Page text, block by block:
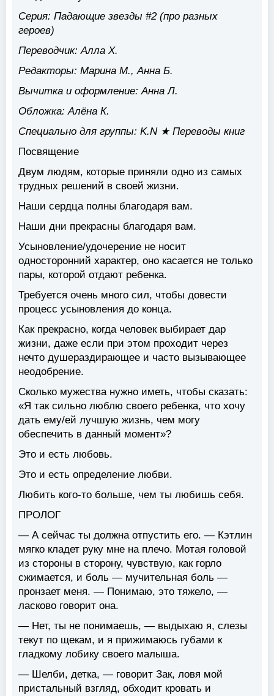
Серия: Падающие звезды #2 (про разных
героев)
Переводчик: Алла Х.
Редакторы: Марина М., Анна Б.
Вычитка и оформление: Анна Л.
Обложка: Алёна К.
Специально для группы: K.N ★ Переводы книг
Посвящение
Двум людям, которые приняли одно из самых
трудных решений в своей жизни.
Наши сердца полны благодаря вам.
Наши дни прекрасны благодаря вам.
Усыновление/удочерение не носит
односторонний характер, оно касается не только
пары, которой отдают ребенка.
Требуется очень много сил, чтобы довести
процесс усыновления до конца.
Как прекрасно, когда человек выбирает дар
жизни, даже если при этом проходит через
нечто душераздирающее и часто вызывающее
неодобрение.
Сколько мужества нужно иметь, чтобы сказать:
«Я так сильно люблю своего ребенка, что хочу
дать ему/ей лучшую жизнь, чем могу
обеспечить в данный момент»?
Это и есть любовь.
Это и есть определение любви.
Любить кого-то больше, чем ты любишь себя.
ПРОЛОГ
— А сейчас ты должна отпустить его. — Кэтлин
мягко кладет руку мне на плечо. Мотая головой
из стороны в сторону, чувствую, как горло
сжимается, и боль — мучительная боль —
пронзает меня. — Понимаю, это тяжело, —
ласково говорит она.
— Нет, ты не понимаешь, — выдыхаю я, слезы
текут по щекам, и я прижимаюсь губами к
гладкому лобику своего малыша.
— Шелби, детка, — говорит Зак, ловя мой
пристальный взгляд, обходит кровать и